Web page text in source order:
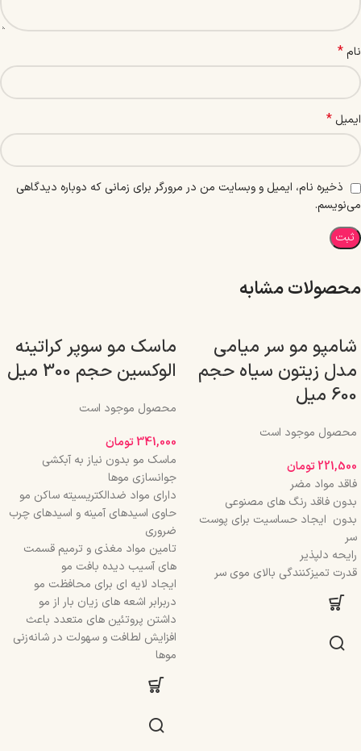
نام*
ایمیل *
ذخیره نام، ایمیل و وبسایت من در مرورگر برای زمانی که دوباره دیدگاهی
می‌نویسم.
محصولات مشابه
شامپو مو سر میامی
مدل زیتون سیاه حجم
600 میل
محصول موجود است
221,500تومان
فاقد مواد مضر
بدون فاقد رنگ های مصنوعی
بدون ایجاد حساسیت برای پوست
سر
رایحه دلپذیر
قدرت تمیزکنندگی بالای موی سر
ماسک مو سوپر کراتینه
الوکسین حجم 300 میل
محصول موجود است
341,000تومان
ماسک مو بدون نیاز به آبکشی
جوانسازی موها
دارای مواد ضدالکتریسیته ساکن مو
حاوی اسیدهای آمینه و اسیدهای چرب
ضروری
تامین مواد مغذی و ترمیم قسمت
های آسیب دیده بافت مو
ایجاد لایه ای برای محافظت مو
دربرابر اشعه های زیان بار از مو
داشتن پروتئین های متعدد باعث
افزایش لطافت و سهولت در شانه‌زنی
موها